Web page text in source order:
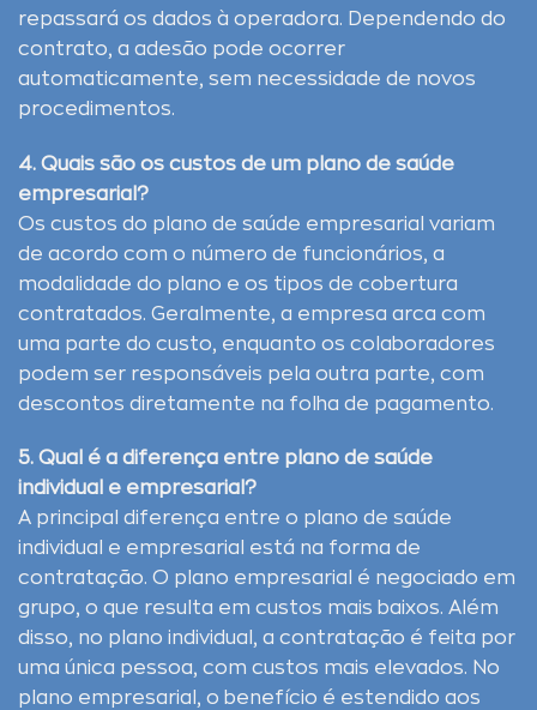
repassará os dados à operadora. Dependendo do
contrato, a adesão pode ocorrer
automaticamente, sem necessidade de novos
procedimentos.
4. Quais são os custos de um plano de saúde
empresarial?
Os custos do plano de saúde empresarial variam
de acordo com o número de funcionários, a
modalidade do plano e os tipos de cobertura
contratados. Geralmente, a empresa arca com
uma parte do custo, enquanto os colaboradores
podem ser responsáveis pela outra parte, com
descontos diretamente na folha de pagamento.
5. Qual é a diferença entre plano de saúde
individual e empresarial?
A principal diferença entre o plano de saúde
individual e empresarial está na forma de
contratação. O plano empresarial é negociado em
grupo, o que resulta em custos mais baixos. Além
disso, no plano individual, a contratação é feita por
uma única pessoa, com custos mais elevados. No
plano empresarial, o benefício é estendido aos